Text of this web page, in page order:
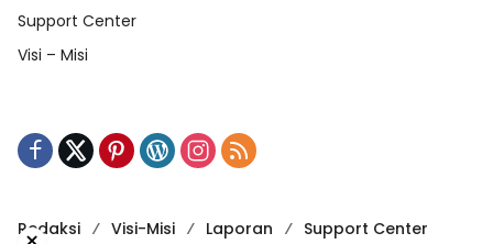
Support Center
Visi – Misi
Redaksi Visi-Misi Laporan Support Center